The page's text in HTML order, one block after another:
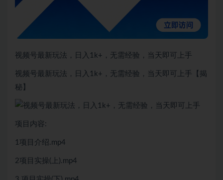
视频号最新玩法，日入1k+，无需经验，当天即可上手
视频号最新玩法，日入1k+，无需经验，当天即可上手【揭
秘】
项目内容:
1项目介绍.mp4
2项目实操(上).mp4